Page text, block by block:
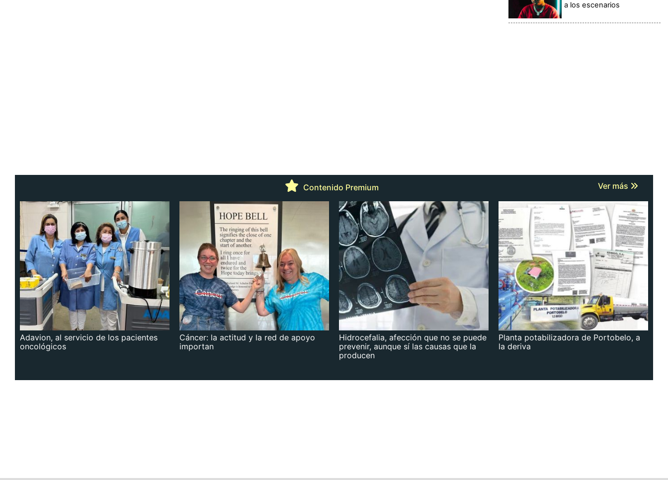
a los escenarios
Contenido Premium Ver más
Adavion, al servicio de los pacientes
oncológicos
Cáncer: la actitud y la red de apoyo
importan
Hidrocefalia, afección que no se puede
prevenir, aunque sí las causas que la
producen
Planta potabilizadora de Portobelo, a
la deriva